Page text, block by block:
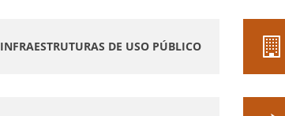
INFRAESTRUTURAS DE USO PÚBLICO